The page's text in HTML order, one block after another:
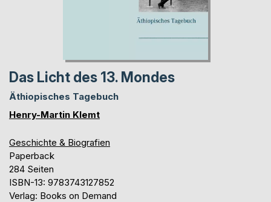
Das Licht des 13. Mondes
Äthiopisches Tagebuch
Henry-Martin Klemt
Geschichte & Biografien
Paperback
284 Seiten
ISBN-13: 9783743127852
Verlag: Books on Demand